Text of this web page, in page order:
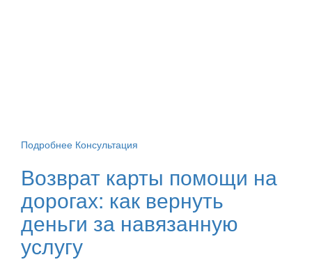
Подробнее Консультация
Возврат карты помощи на
дорогах: как вернуть
деньги за навязанную
услугу